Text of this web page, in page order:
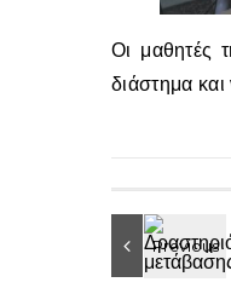
Οι μαθητές
διάστημα